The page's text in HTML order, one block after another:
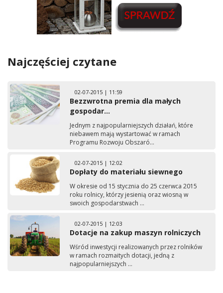
Najczęściej czytane
02-07-2015 | 11:59
Bezzwrotna premia dla małych
gospodar...
Jednym z najpopularniejszych działań, które
niebawem mają wystartować w ramach
Programu Rozwoju Obszaró...
02-07-2015 | 12:02
Dopłaty do materiału siewnego
W okresie od 15 stycznia do 25 czerwca 2015
roku rolnicy, którzy jesienią oraz wiosną w
swoich gospodarstwach ...
02-07-2015 | 12:03
Dotacje na zakup maszyn rolniczych
Wśród inwestycji realizowanych przez rolników
w ramach rozmaitych dotacji, jedną z
najpopularniejszych ...